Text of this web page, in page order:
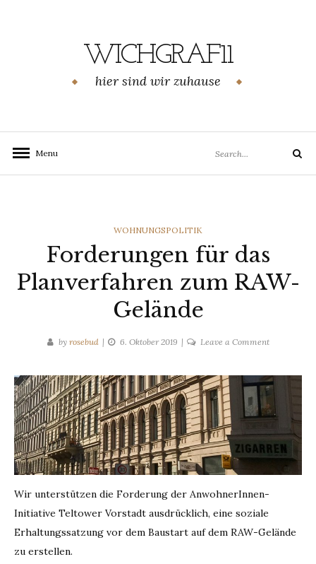
WICHGRAF11
hier sind wir zuhause
Menu
for:
Search
CATEGORIES
WOHNUNGSPOLITIK
Forderungen für das
Planverfahren zum RAW-
Gelände
by rosebud 6. Oktober 2019 Leave a Commenton
das
zum
RAW-
Gelände
Wir unterstützen die Forderung der AnwohnerInnen-
Initiative Teltower Vorstadt ausdrücklich, eine soziale
Erhaltungssatzung vor dem Baustart auf dem RAW-Gelände
zu erstellen.